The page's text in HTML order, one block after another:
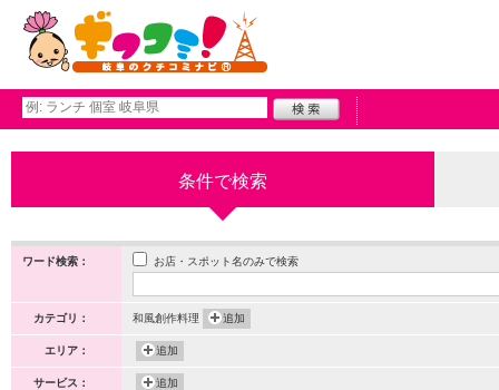
条件で検索
ワード検索： お店・スポット名のみで検索
カテゴリ： 和風創作料理 追加
エリア： 追加
サービス： 追加